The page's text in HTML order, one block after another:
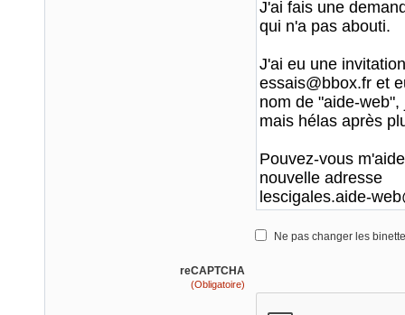
Ne pas changer les
reCAPTCHA
(Obligatoire)